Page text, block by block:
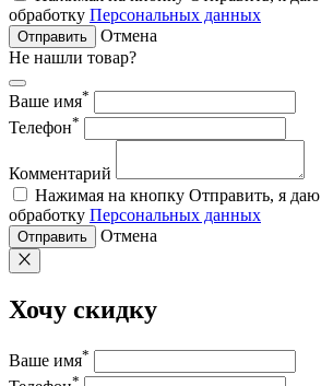
обработку Персональных данных
Отправить
Отмена
Не нашли товар?
Ваше имя*
Телефон*
Комментарий
Нажимая на кнопку Отправить, я даю
обработку Персональных данных
Отправить Отмена
Хочу скидку
Ваше имя*
*